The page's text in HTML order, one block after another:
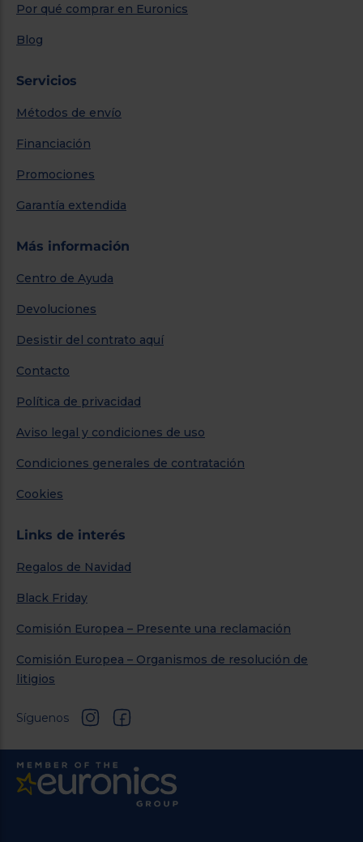
Por qué comprar en Euronics
Blog
Servicios
Métodos de envío
Financiación
Promociones
Garantía extendida
Más información
Centro de Ayuda
Devoluciones
Desistir del contrato aquí
Contacto
Política de privacidad
Aviso legal y condiciones de uso
Condiciones generales de contratación
Cookies
Links de interés
Regalos de Navidad
Black Friday
Comisión Europea – Presente una reclamación
Comisión Europea – Organismos de resolución de
litigios
Síguenos